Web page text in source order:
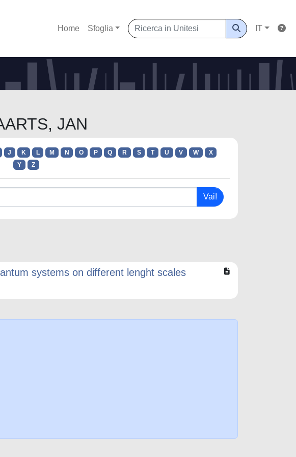
Home Sfoglia IT
JAN
J K L M N O P Q R S T U V W
X
Y
Z
systems on different lenght scales